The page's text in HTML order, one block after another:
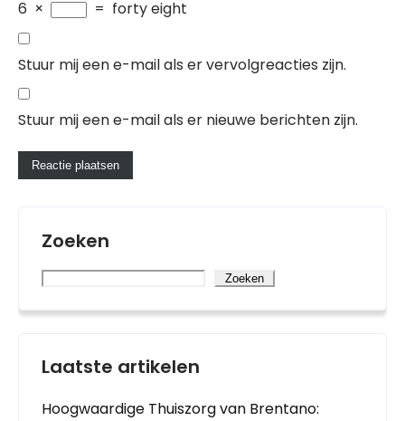
6 × = forty eight
Stuur mij een e-mail als er vervolgreacties zijn.
Stuur mij een e-mail als er nieuwe berichten zijn.
Zoeken
Zoeken
Laatste artikelen
Hoogwaardige Thuiszorg van Brentano: